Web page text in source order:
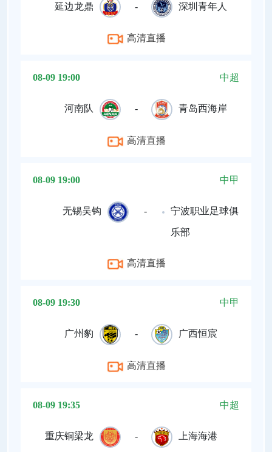
延边龙鼎 - 深圳青年人
高清直播
08-09 19:00 中超
河南队 - 青岛西海岸
高清直播
08-09 19:00 中甲
无锡吴钩 - 宁波职业足球俱
乐部
高清直播
08-09 19:30 中甲
广州豹 - 广西恒宸
高清直播
08-09 19:35 中超
重庆铜梁龙 - 上海海港